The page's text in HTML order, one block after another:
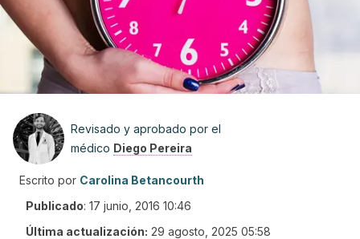
Revisado y aprobado por el
médico Diego Pereira
Escrito por Carolina Betancourth
Publicado: 17 junio, 2016 10:46
Última actualización: 29 agosto, 2025 05:58